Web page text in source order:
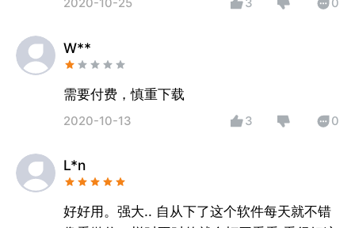
2020-10-25 3 0
W**
需要付费，慎重下载
2020-10-13 3 0
L*n
好好用。强大.. 自从下了这个软件每天就不错